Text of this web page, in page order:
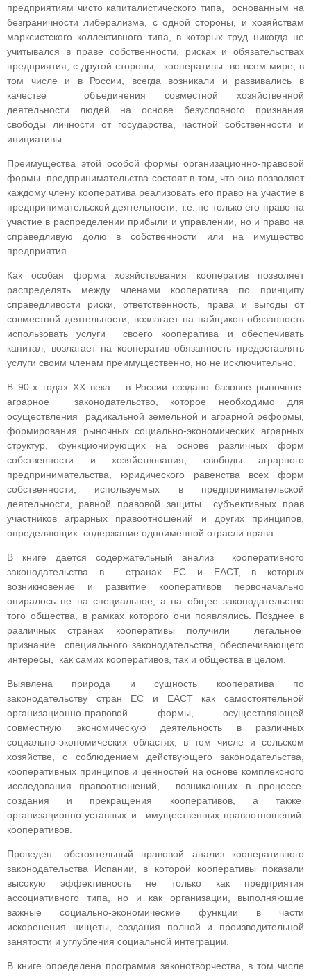
предприятиям чисто капиталистического типа, основанным на
безграничности либерализма, с одной стороны, и хозяйствам
марксистского коллективного типа, в которых труд никогда не
учитывался в праве собственности, рисках и обязательствах
предприятия, с другой стороны, кооперативы во всем мире, в
том числе и в России, всегда возникали и развивались в
качестве объединения совместной хозяйственной
деятельности людей на основе безусловного признания
свободы личности от государства, частной собственности и
инициативы.
Преимущества этой особой формы организационно-правовой
формы предпринимательства состоят в том, что она позволяет
каждому члену кооператива реализовать его право на участие в
предпринимательской деятельности, т.е. не только его право на
участие в распределении прибыли и управлении, но и право на
справедливую долю в собственности или на имущество
предприятия.
Как особая форма хозяйствования кооператив позволяет
распределять между членами кооператива по принципу
справедливости риски, ответственность, права и выгоды от
совместной деятельности, возлагает на пайщиков обязанность
использовать услуги своего кооператива и обеспечивать
капитал, возлагает на кооператив обязанность предоставлять
услуги своим членам преимущественно, но не исключительно.
В 90-х годах ХХ века в России создано базовое рыночное
аграрное законодательство, которое необходимо для
осуществления радикальной земельной и аграрной реформы,
формирования рыночных социально-экономических аграрных
структур, функционирующих на основе различных форм
собственности и хозяйствования, свободы аграрного
предпринимательства, юридического равенства всех форм
собственности, используемых в предпринимательской
деятельности, равной правовой защиты субъективных прав
участников аграрных правоотношений и других принципов,
определяющих содержание одноименной отрасли права.
В книге дается содержательный анализ кооперативного
законодательства в странах ЕС и ЕАСТ, в которых
возникновение и развитие кооперативов первоначально
опиралось не на специальное, а на общее законодательство
того общества, в рамках которого они появлялись. Позднее в
различных странах кооперативы получили легальное
признание специального законодательства, обеспечивающего
интересы, как самих кооперативов, так и общества в целом.
Выявлена природа и сущность кооператива по
законодательству стран ЕС и ЕАСТ как самостоятельной
организационно-правовой формы, осуществляющей
совместную экономическую деятельность в различных
социально-экономических областях, в том числе и сельском
хозяйстве, с соблюдением действующего законодательства,
кооперативных принципов и ценностей на основе комплексного
исследования правоотношений, возникающих в процессе
создания и прекращения кооперативов, а также
организационно-уставных и имущественных правоотношений
кооперативов.
Проведен обстоятельный правовой анализ кооперативного
законодательства Испании, в которой кооперативы показали
высокую эффективность не только как предприятия
ассоциативного типа, но и как организации, выполняющие
важные социально-экономические функции в части
искоренения нищеты, создания полной и производительной
занятости и углубления социальной интеграции.
В книге определена программа законотворчества, в том числе